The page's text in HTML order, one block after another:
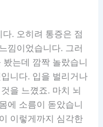
. 오히려 통증은 점
낌이었습니다. 그러
는데 깜짝 놀랐습니
니다. 입을 벌리거나
을 느꼈죠. 마치 뇌
에 소름이 돋았습니
이렇게까지 심각한